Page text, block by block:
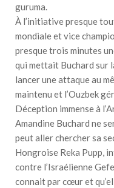
guruma.
À l’initiative presque
mondiale et vice
presque trois minutes
qui mettait Buchard sur
lancer une attaque au
maintenu et l’Ouzbek
Déception immense à
Amandine Buchard ne
peut aller chercher sa
Hongroise Reka Pupp,
contre l’Israélienne
connait par cœur et